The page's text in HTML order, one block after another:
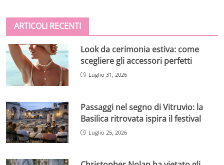
ARTICOLI RECENTI
Look da cerimonia estiva: come
scegliere gli accessori perfetti
Luglio 31, 2026
Passaggi nel segno di Vitruvio: la
Basilica ritrovata ispira il festival
Luglio 25, 2026